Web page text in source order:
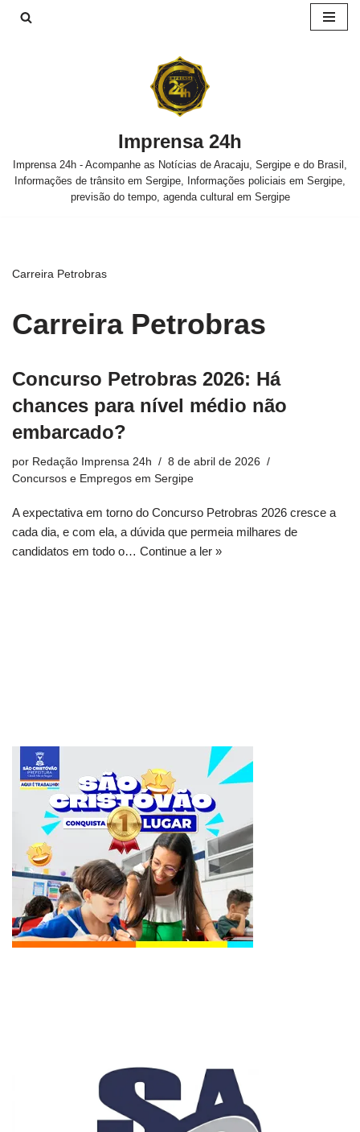
Imprensa 24h
Imprensa 24h - Acompanhe as Notícias de Aracaju, Sergipe e do Brasil,
Informações de trânsito em Sergipe, Informações policiais em Sergipe,
previsão do tempo, agenda cultural em Sergipe
Carreira Petrobras
Carreira Petrobras
Concurso Petrobras 2026: Há
chances para nível médio não
embarcado?
por Redação Imprensa 24h
8 de abril de 2026
Concursos e Empregos em Sergipe
A expectativa em torno do Concurso Petrobras 2026 cresce a
cada dia, e com ela, a dúvida que permeia milhares de
candidatos em todo o… Continue a ler »